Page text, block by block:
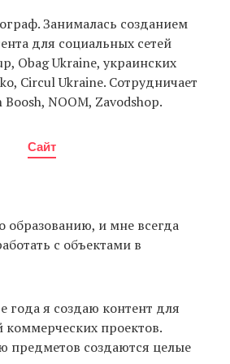
Занималась созданием
для социальных сетей
Obag Ukraine, украинских
Circul Ukraine. Сотрудничает
NOOM, Zavodshop.
Сайт
образованию, и мне всегда
с объектами в
года я создаю контент для
коммерческих проектов.
предметов создаются целые